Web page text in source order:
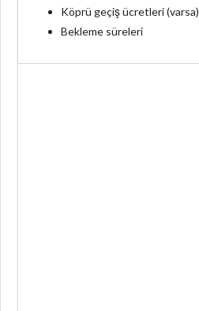
Köprü geçiş ücretleri (varsa)
Bekleme süreleri